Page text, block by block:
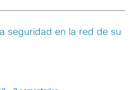
seguridad en la red de su